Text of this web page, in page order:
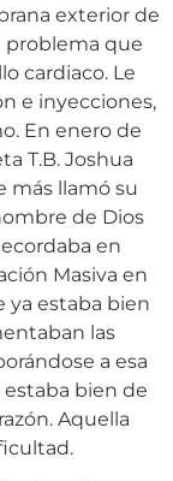
exterior de
problema que
cardiaco. Le
e inyecciones,
En enero de
T.B. Joshua
más llamó su
de Dios
en
Masiva en
ya estaba bien
las
a esa
bien de
Aquella